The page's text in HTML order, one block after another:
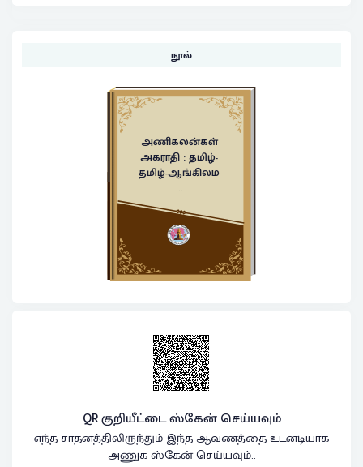
நூல்
அணிகலன்கள்
அகராதி : தமிழ்-
தமிழ்-ஆங்கிலம
...
QR குறியீட்டை ஸ்கேன் செய்யவும்
எந்த சாதனத்திலிருந்தும் இந்த ஆவணத்தை உடனடியாக
அணுக ஸ்கேன் செய்யவும்..